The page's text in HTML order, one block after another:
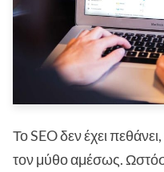
Το SEO δεν έχει
τον μύθο αμέσως.